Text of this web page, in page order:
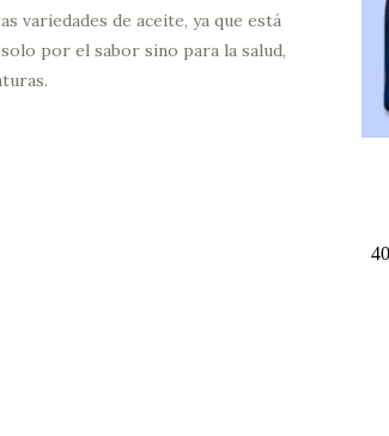
variedades de aceite, ya que está
por el sabor sino para la salud,